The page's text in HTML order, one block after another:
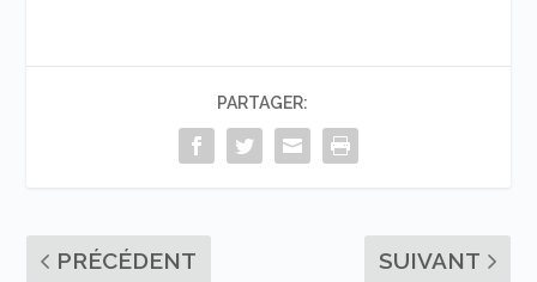
PARTAGER:
PRÉCÉDENT SUIVANT